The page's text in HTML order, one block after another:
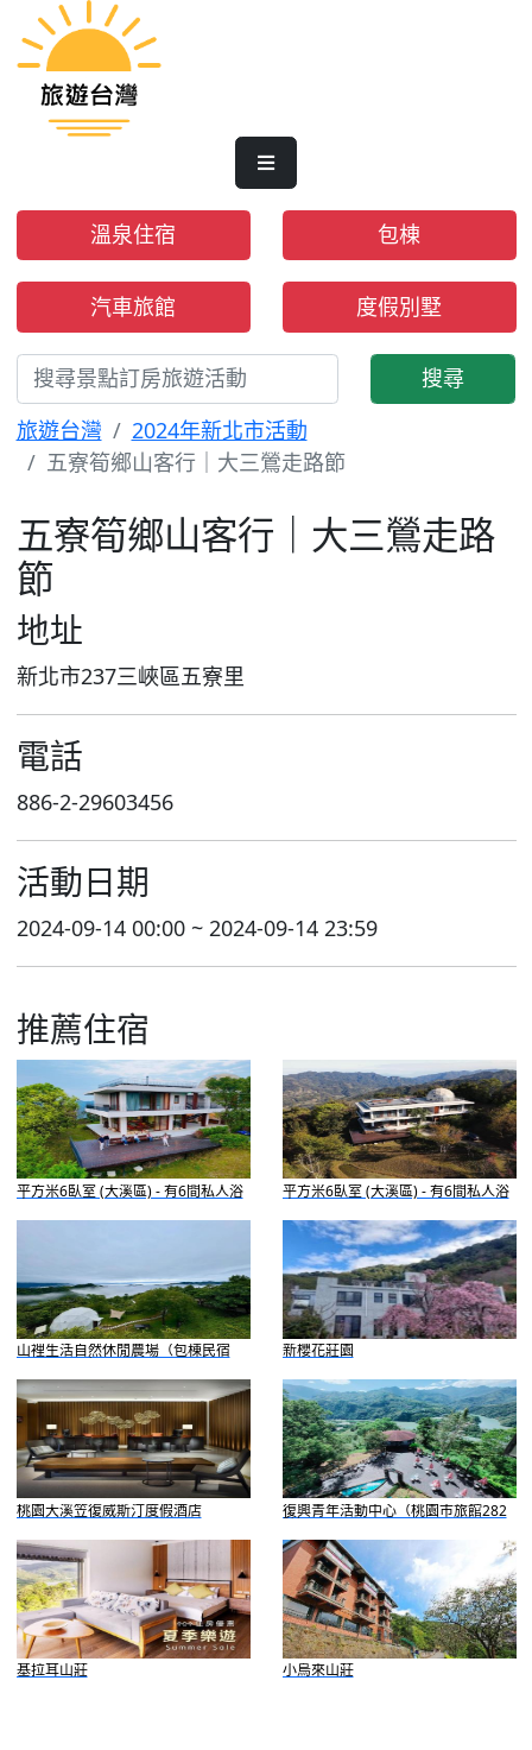
溫泉住宿 包棟
汽車旅館 度假別墅
搜尋
旅遊台灣
2024年新北市活動
五寮筍鄉山客行｜大三鶯走路節
五寮筍鄉山客行｜大三鶯走路
節
地址
新北市237三峽區五寮里
電話
886-2-29603456
活動日期
2024-09-14 00:00 ~ 2024-09-14 23:59
推薦住宿
平方米6臥室 (大溪區) - 有6間私人浴
室
平方米6臥室 (大溪區) - 有6間私人浴
室
山裡生活自然休閒農場（包棟民宿
&glamping）
新櫻花莊園
桃園大溪笠復威斯汀度假酒店 復興青年活動中心（桃園市旅館282
號）
基拉耳山莊 小烏來山莊